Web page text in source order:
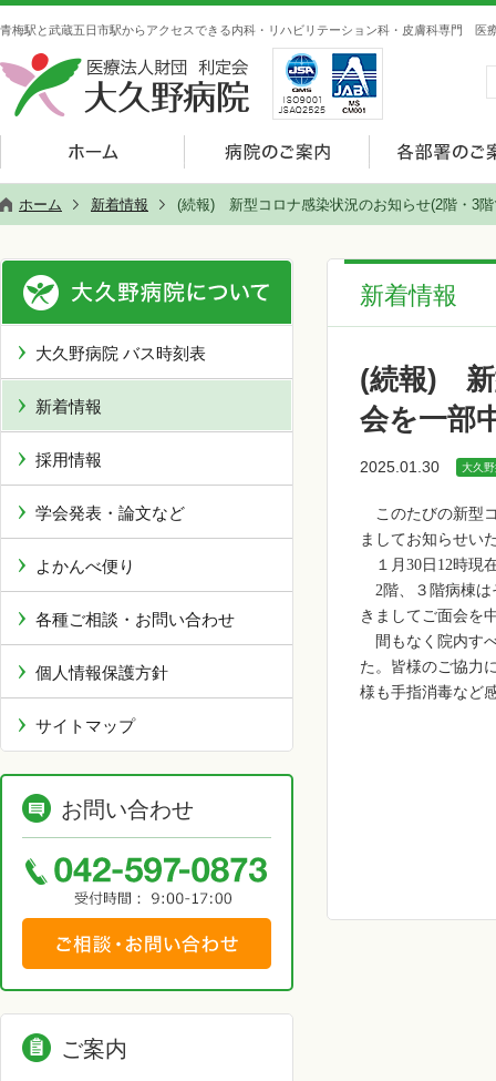
青梅駅と武蔵五日市駅からアクセスできる内科・リハビリテーション科・皮膚科専門 医
ホーム 新着情報 (続報) 新型コロナ感染状況のお知らせ(2階・3
新着情報
(続報) 新
会を一部
2025.01.30 大久
このたびの新型
ましてお知らせい
１月 30 日 12時現
2階、３階病棟
きましてご面会を
間もなく院内す
た。皆様のご協力
様も手指消毒など
大久野病院 バス時刻表
新着情報
採用情報
学会発表・論文など
よかんべ便り
各種ご相談・お問い合わせ
個人情報保護方針
サイトマップ
お問い合わせ
ご案内